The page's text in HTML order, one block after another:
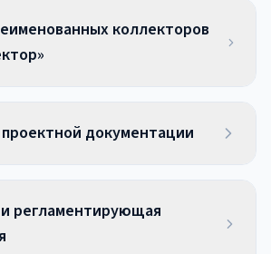
коллекторов
документации
регламентирующая